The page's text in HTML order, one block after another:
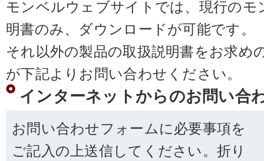
モンベルウェブサイトでは、現行のモ
明書のみ、ダウンロードが可能です。
それ以外の製品の取扱説明書をお求め
が下記よりお問い合わせください。
インターネットからのお問い合
お問い合わせフォームに必要事項を
ご記入の上送信してください。折り